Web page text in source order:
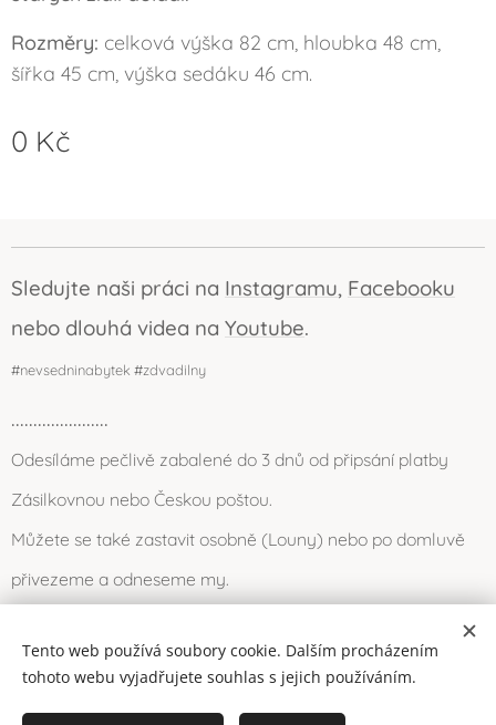
Rozměry: celková výška 82 cm, hloubka 48 cm,
šířka 45 cm, výška sedáku 46 cm.
0 Kč
Sledujte naši práci na Instagramu, Facebooku
nebo dlouhá videa na Youtube.
#nevsedninabytek #zdvadilny
......................
Odesíláme pečlivě zabalené do 3 dnů od připsání platby
Zásilkovnou nebo Českou poštou.
Můžete se také zastavit osobně (Louny) nebo po domluvě
přivezeme a odneseme my.
2016-2026 © Dvadílna (všechna práva vyhrazena) Cookies
Tento web používá soubory cookie. Dalším procházením
tohoto webu vyjadřujete souhlas s jejich používáním.